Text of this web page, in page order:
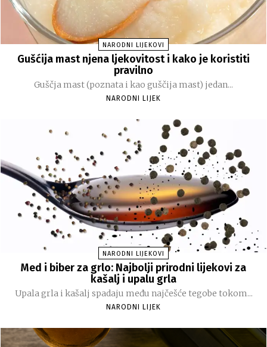
NARODNI LIJEKOVI
Gušćija mast njena ljekovitost i kako je koristiti
pravilno
Guščja mast (poznata i kao guščija mast) jedan...
NARODNI LIJEK
NARODNI LIJEKOVI
Med i biber za grlo: Najbolji prirodni lijekovi za
kašalj i upalu grla
Upala grla i kašalj spadaju među najčešće tegobe tokom...
NARODNI LIJEK